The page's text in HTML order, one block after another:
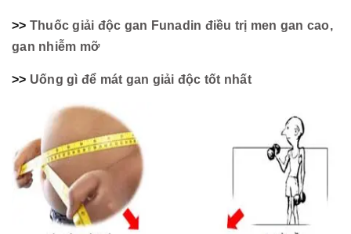
>> Thuốc giải độc gan Funadin điều trị men gan cao,
gan nhiễm mỡ
>> Uống gì để mát gan giải độc tốt nhất